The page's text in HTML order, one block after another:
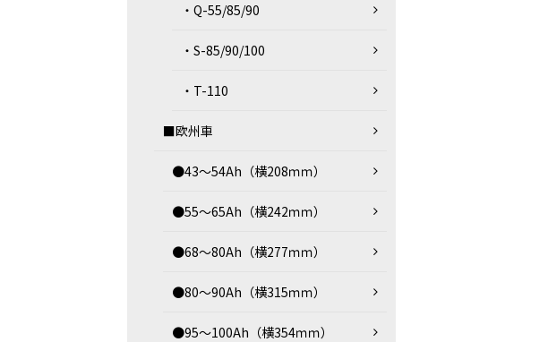
・Q-55/85/90
・S-85/90/100
・T-110
■欧州車
●43～54Ah（横208ｍｍ）
●55～65Ah（横242ｍｍ）
●68～80Ah（横277ｍｍ）
●80～90Ah（横315ｍｍ）
●95～100Ah（横354ｍｍ）